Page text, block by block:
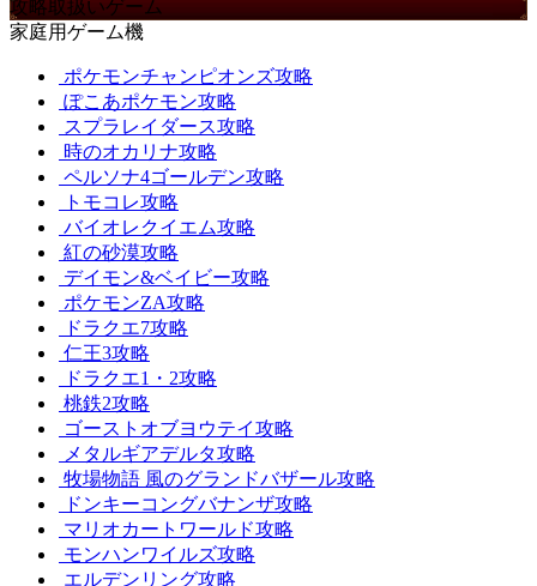
攻略取扱いゲーム
家庭用ゲーム機
ポケモンチャンピオンズ攻略
ぽこあポケモン攻略
スプラレイダース攻略
時のオカリナ攻略
ペルソナ4ゴールデン攻略
トモコレ攻略
バイオレクイエム攻略
紅の砂漠攻略
デイモン&ベイビー攻略
ポケモンZA攻略
ドラクエ7攻略
仁王3攻略
ドラクエ1・2攻略
桃鉄2攻略
ゴーストオブヨウテイ攻略
メタルギアデルタ攻略
牧場物語 風のグランドバザール攻略
ドンキーコングバナンザ攻略
マリオカートワールド攻略
モンハンワイルズ攻略
エルデンリング攻略